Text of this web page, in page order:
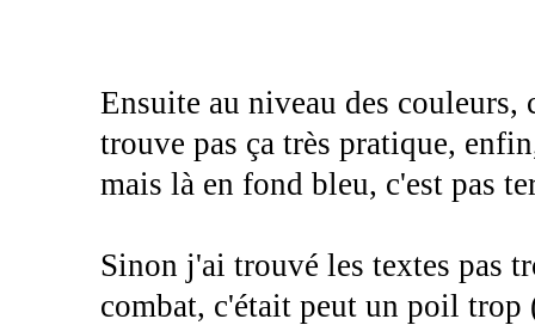
Ensuite au niveau des couleurs,
trouve pas ça très pratique,
mais là en fond bleu, c'est pas
Sinon j'ai trouvé les textes pas
combat, c'était peut un poil trop